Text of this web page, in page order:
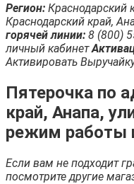
Регион: Краснодарский
Краснодарский край,
горячей линии: 8 (800)
личный кабинет
Активировать
Пятерочка по
край, Анапа,
режим работы
Если вам не подходит
посмотрите другие